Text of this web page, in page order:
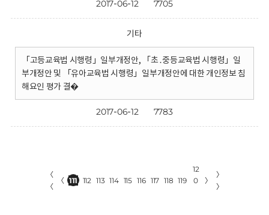
2017-06-12 7705
기타
「고등교육법 시행령」일부개정안, 「초․중등교육법 시행령」일
부개정안 및 「유아교육법 시행령」일부개정안에 대한 개인정보 침
해요인 평가 결�
2017-06-12 7783
〈
〈
〈 111 112 113 114 115 116 117 118 119
12
0
〉
〉
〉